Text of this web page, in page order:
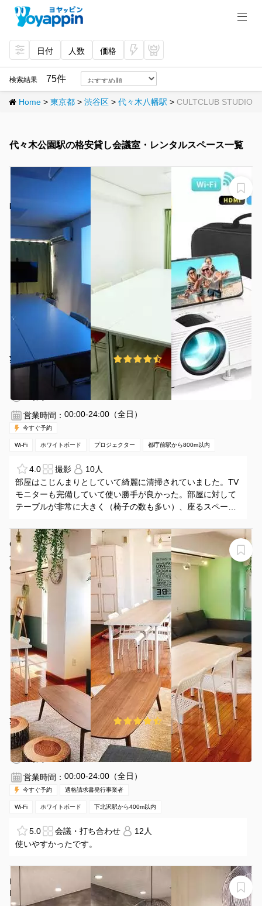
日付 人数 価格
今
すぐ
予約
レミ
アム
検索結果 75件
Home > 東京都 > 渋谷区 > 代々木八幡駅 > CULTCLUB STUDIO
代々木公園駅の格安貸し会議室・レンタルスペース一覧
【biz西新宿】西新宿の綺麗な会議室✨wifi・ホワイトボー
ド・プロジェクター完備 会議/打ち合わせ/面談/配信/イ
ベント/テレワーク
biz西新宿
¥1000 〜 ¥1600 /時間 4.3 (3件)
都庁前駅 徒歩6分東京都新宿区西新宿3-6-5
1〜10名
営業時間： 00:00-24:00（全日）
今すぐ予約
Wi-Fi ホワイトボード プロジェクター 都庁前駅から800m以内
4.0 撮影
10人
部屋はこじんまりとしていて綺麗に清掃されていました。TV
モニターも完備していて使い勝手が良かった。部屋に対して
テーブルが非常に大きく（椅子の数も多い）、座るスペース
が明るいとありがたいです。駅から離れている分、駅近の会
議室よりも静かな点は高評価です。
COCODE下北沢【リニューアルOPEN】☆下北沢駅徒歩2
分！完全個室で会議室・パーティー・セミナー等に！
COCODE下北沢
¥1000 〜 ¥3000 /時間 4.3 (9件)
下北沢駅 徒歩2分東京都世田谷区北沢2-7-5
1〜20名
2時間〜
営業時間： 00:00-24:00（全日）
今すぐ予約 適格請求書発行事業者
Wi-Fi ホワイトボード 下北沢駅から400m以内
5.0 会議・打ち合わせ
12人
使いやすかったです。
H1T表参道 会議室 01(10名)
H1T表参道 会議室 01